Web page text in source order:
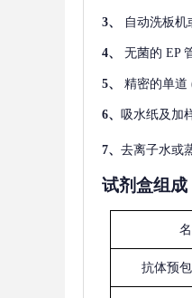
3、 自动洗板机
4、 无菌的 EP
5、 精密的单道
6、 吸水纸及加
7、 去离子水或
试剂盒组成
抗体预